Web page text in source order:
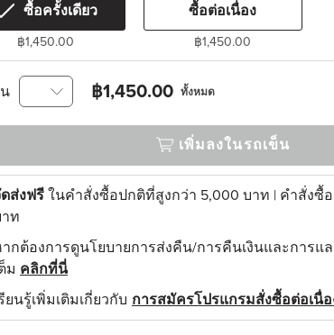
ซื้อครั้งเดียว
฿1,450.00
ซื้อต่อเนื่อง
฿1,450.00
฿1,450.00 ทั้งหมด
เพิ่มลงในรถเข็น
ส่งฟรีในคำสั่งซื้อปกติที่สูงกว่า 5,000 บาท | คำสั่งซื้อ
ท
กต้องการดูนโยบายการส่งคืน/การคืนเงินและการแ
ม คลิกที่นี่
ยนรู้เพิ่มเติมเกี่ยวกับ การสมัครโปรแกรมสั่งซื้อต่อเนื่อ